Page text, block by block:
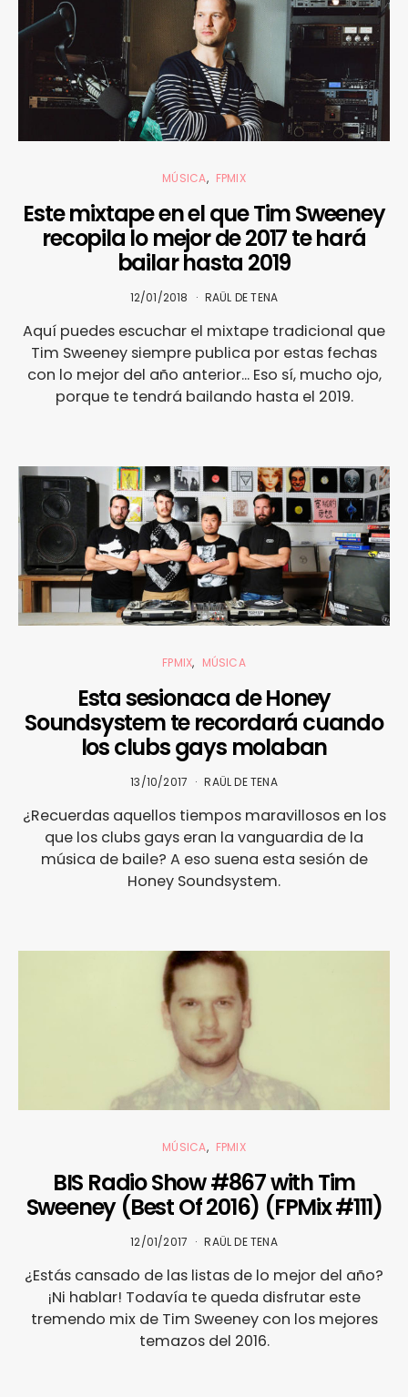
MÚSICA FPMIX
Este mixtape en el que Tim Sweeney
recopila lo mejor de 2017 te hará
bailar hasta 2019
12/01/2018 RAÜL DE TENA
Aquí puedes escuchar el mixtape tradicional que
Tim Sweeney siempre publica por estas fechas
con lo mejor del año anterior... Eso sí, mucho ojo,
porque te tendrá bailando hasta el 2019.
FPMIX MÚSICA
Esta sesionaca de Honey
Soundsystem te recordará cuando
los clubs gays molaban
13/10/2017 RAÜL DE TENA
¿Recuerdas aquellos tiempos maravillosos en los
que los clubs gays eran la vanguardia de la
música de baile? A eso suena esta sesión de
Honey Soundsystem.
MÚSICA FPMIX
BIS Radio Show #867 with Tim
Sweeney (Best Of 2016) (FPMix #111)
12/01/2017 RAÜL DE TENA
¿Estás cansado de las listas de lo mejor del año?
¡Ni hablar! Todavía te queda disfrutar este
tremendo mix de Tim Sweeney con los mejores
temazos del 2016.